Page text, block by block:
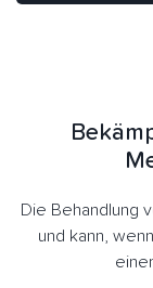
Die Behandlung
und kann,